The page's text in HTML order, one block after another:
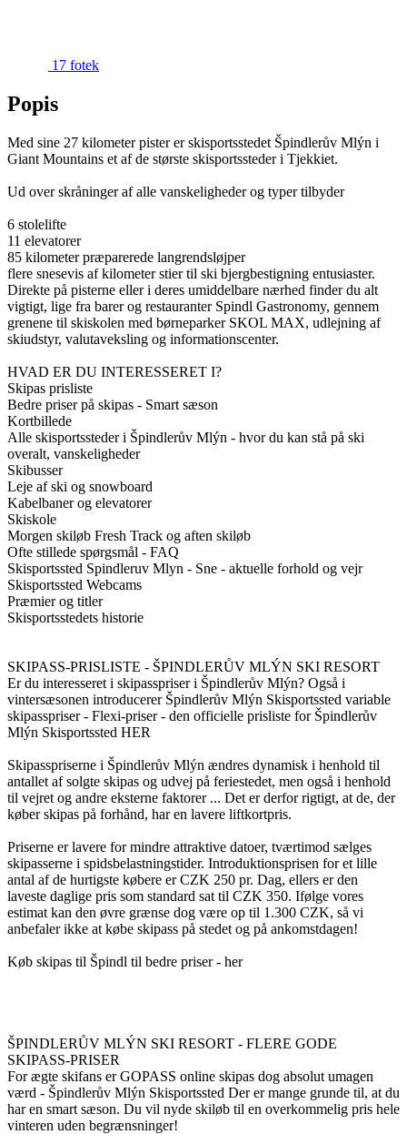
17 fotek
Popis
Med sine 27 kilometer pister er skisportsstedet Špindlerův Mlýn i
Giant Mountains et af de største skisportssteder i Tjekkiet.
Ud over skråninger af alle vanskeligheder og typer tilbyder
6 stolelifte
11 elevatorer
85 kilometer præparerede langrendsløjper
flere snesevis af kilometer stier til ski bjergbestigning entusiaster.
Direkte på pisterne eller i deres umiddelbare nærhed finder du alt
vigtigt, lige fra barer og restauranter Spindl Gastronomy, gennem
grenene til skiskolen med børneparker SKOL MAX, udlejning af
skiudstyr, valutaveksling og informationscenter.
HVAD ER DU INTERESSERET I?
Skipas prisliste
Bedre priser på skipas - Smart sæson
Kortbillede
Alle skisportssteder i Špindlerův Mlýn - hvor du kan stå på ski
overalt, vanskeligheder
Skibusser
Leje af ski og snowboard
Kabelbaner og elevatorer
Skiskole
Morgen skiløb Fresh Track og aften skiløb
Ofte stillede spørgsmål - FAQ
Skisportssted Spindleruv Mlyn - Sne - aktuelle forhold og vejr
Skisportssted Webcams
Præmier og titler
Skisportsstedets historie
SKIPASS-PRISLISTE - ŠPINDLERŮV MLÝN SKI RESORT
Er du interesseret i skipasspriser i Špindlerův Mlýn? Også i
vintersæsonen introducerer Špindlerův Mlýn Skisportssted variable
skipasspriser - Flexi-priser - den officielle prisliste for Špindlerův
Mlýn Skisportssted HER
Skipasspriserne i Špindlerův Mlýn ændres dynamisk i henhold til
antallet af solgte skipas og udvej på feriestedet, men også i henhold
til vejret og andre eksterne faktorer ... Det er derfor rigtigt, at de, der
køber skipas på forhånd, har en lavere liftkortpris.
Priserne er lavere for mindre attraktive datoer, tværtimod sælges
skipasserne i spidsbelastningstider. Introduktionsprisen for et lille
antal af de hurtigste købere er CZK 250 pr. Dag, ellers er den
laveste daglige pris som standard sat til CZK 350. Ifølge vores
estimat kan den øvre grænse dog være op til 1.300 CZK, så vi
anbefaler ikke at købe skipass på stedet og på ankomstdagen!
Køb skipas til Špindl til bedre priser - her
ŠPINDLERŮV MLÝN SKI RESORT - FLERE GODE
SKIPASS-PRISER
For ægte skifans er GOPASS online skipas dog absolut umagen
værd - Špindlerův Mlýn Skisportssted Der er mange grunde til, at du
har en smart sæson. Du vil nyde skiløb til en overkommelig pris hele
vinteren uden begrænsninger!